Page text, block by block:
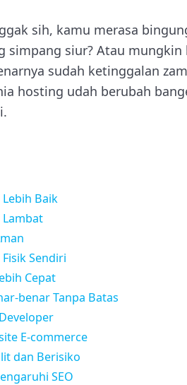
sih, kamu merasa
simpang siur? Atau
sudah ketinggalan
hosting udah berubah
Baik
Lambat
Sendiri
Cepat
benar Tanpa Batas
E-commerce
dan Berisiko
SEO